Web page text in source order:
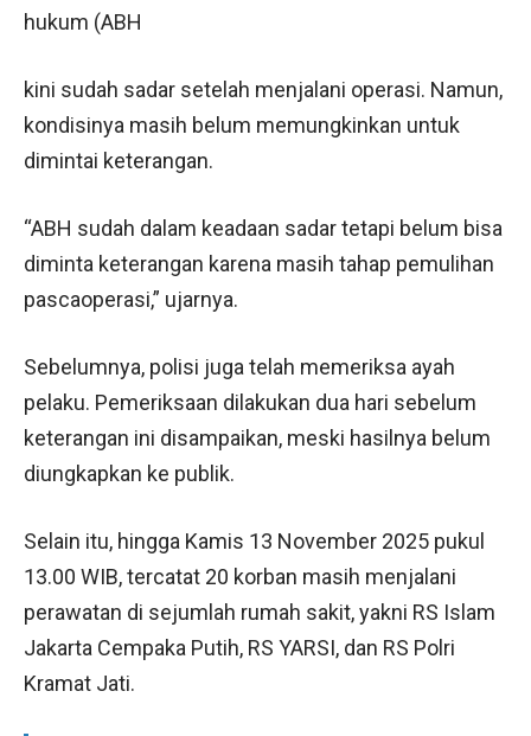
hukum (ABH
kini sudah sadar setelah menjalani operasi. Namun,
kondisinya masih belum memungkinkan untuk
dimintai keterangan.
“ABH sudah dalam keadaan sadar tetapi belum bisa
diminta keterangan karena masih tahap pemulihan
pascaoperasi,” ujarnya.
Sebelumnya, polisi juga telah memeriksa ayah
pelaku. Pemeriksaan dilakukan dua hari sebelum
keterangan ini disampaikan, meski hasilnya belum
diungkapkan ke publik.
Selain itu, hingga Kamis 13 November 2025 pukul
13.00 WIB, tercatat 20 korban masih menjalani
perawatan di sejumlah rumah sakit, yakni RS Islam
Jakarta Cempaka Putih, RS YARSI, dan RS Polri
Kramat Jati.